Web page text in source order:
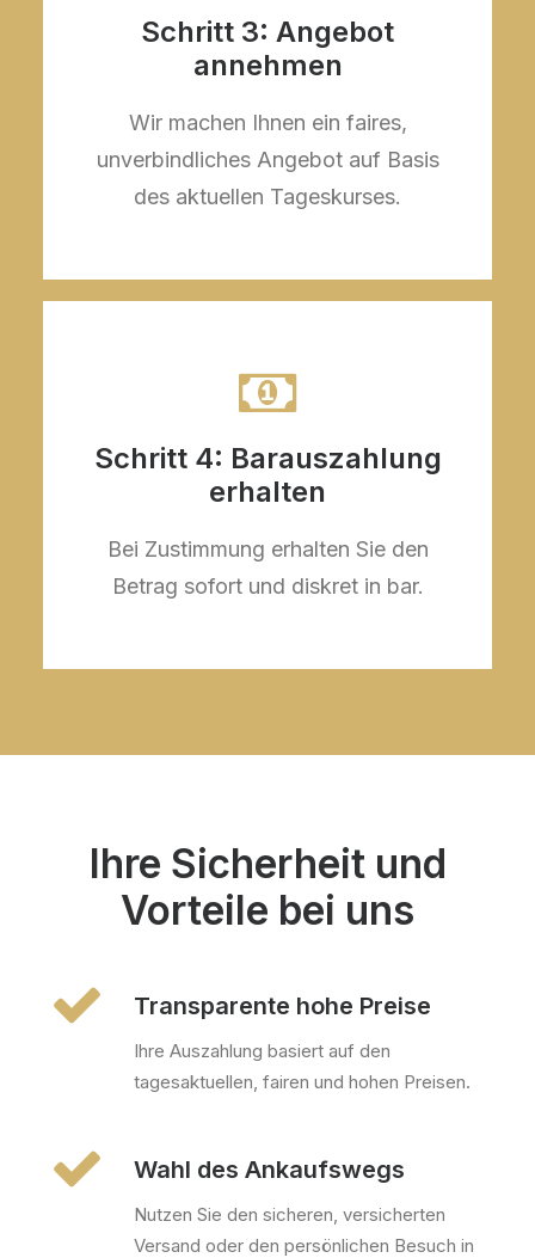
Schritt 3: Angebot
annehmen
Wir machen Ihnen ein faires,
unverbindliches Angebot auf Basis
des aktuellen Tageskurses.
Schritt 4: Barauszahlung
erhalten
Bei Zustimmung erhalten Sie den
Betrag sofort und diskret in bar.
Ihre Sicherheit und
Vorteile bei uns
Transparente hohe Preise
Ihre Auszahlung basiert auf den
tagesaktuellen, fairen und hohen Preisen.
Wahl des Ankaufswegs
Nutzen Sie den sicheren, versicherten
Versand oder den persönlichen Besuch in